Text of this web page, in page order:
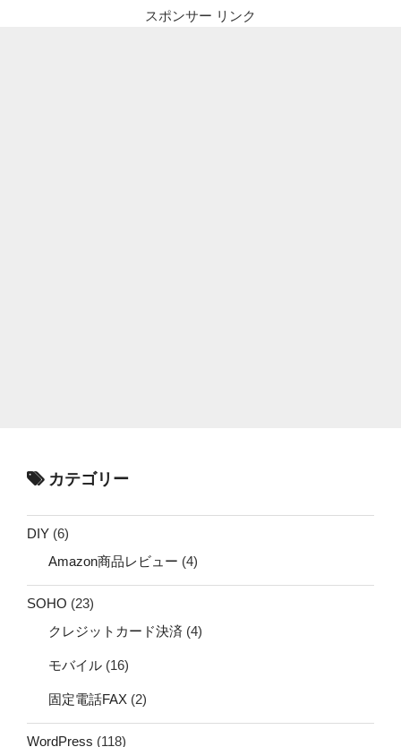
スポンサー リンク
カテゴリー
DIY (6)
Amazon商品レビュー (4)
SOHO (23)
クレジットカード決済 (4)
モバイル (16)
固定電話FAX (2)
WordPress (118)